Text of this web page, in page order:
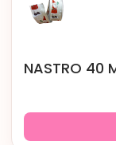
NASTRO 40